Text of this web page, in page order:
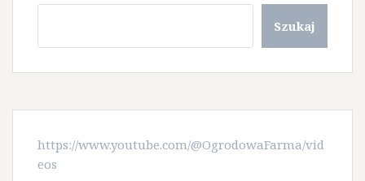
Szukaj
https://www.youtube.com/@OgrodowaFarma/vid
eos